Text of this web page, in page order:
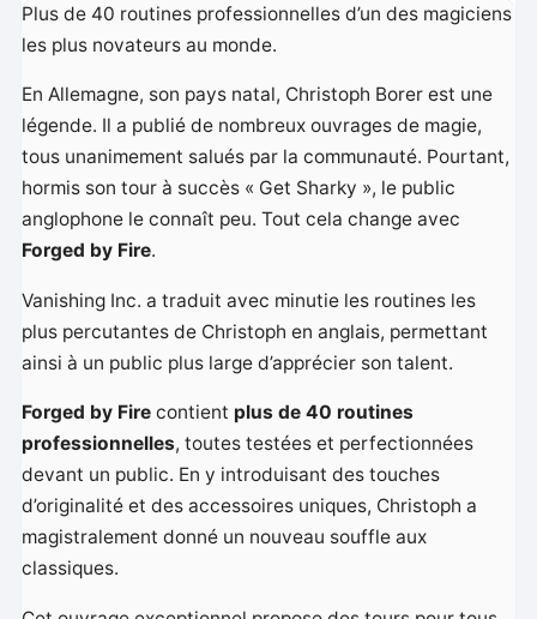
Plus de 40 routines professionnelles d’un des magiciens
les plus novateurs au monde.
En Allemagne, son pays natal, Christoph Borer est une
légende. Il a publié de nombreux ouvrages de magie,
tous unanimement salués par la communauté. Pourtant,
hormis son tour à succès « Get Sharky », le public
anglophone le connaît peu. Tout cela change avec
Forged by Fire.
Vanishing Inc. a traduit avec minutie les routines les
plus percutantes de Christoph en anglais, permettant
ainsi à un public plus large d’apprécier son talent.
Forged by Fire contient plus de 40 routines
professionnelles, toutes testées et perfectionnées
devant un public. En y introduisant des touches
d’originalité et des accessoires uniques, Christoph a
magistralement donné un nouveau souffle aux
classiques.